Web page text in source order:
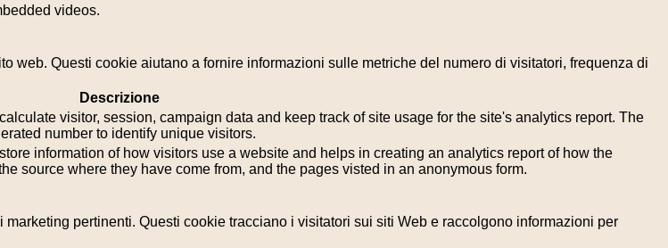
videos.
web. Questi cookie aiutano a fornire informazioni sulle metriche del numero di visitatori, frequenza di
Descrizione
visitor, session, campaign data and keep track of site usage for the site's analytics report. The
number to identify unique visitors.
information of how visitors use a website and helps in creating an analytics report of how the
source where they have come from, and the pages visted in an anonymous form.
pertinenti. Questi cookie tracciano i visitatori sui siti Web e raccolgono informazioni per